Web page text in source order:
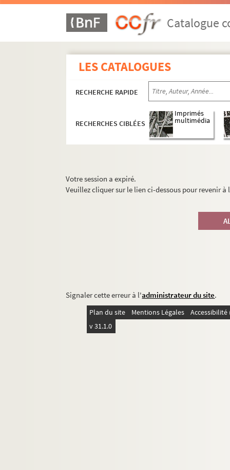
Catalogue
LES CATALOGUES
RECHERCHE RAPIDE
RECHERCHES CIBLÉES
Imprimés
multimédia
Votre session a expiré.
Veuillez cliquer sur le lien ci-dessous pour revenir
Signaler cette erreur à l'administrateur du site.
Plan du site Mentions Légales
v 31.1.0